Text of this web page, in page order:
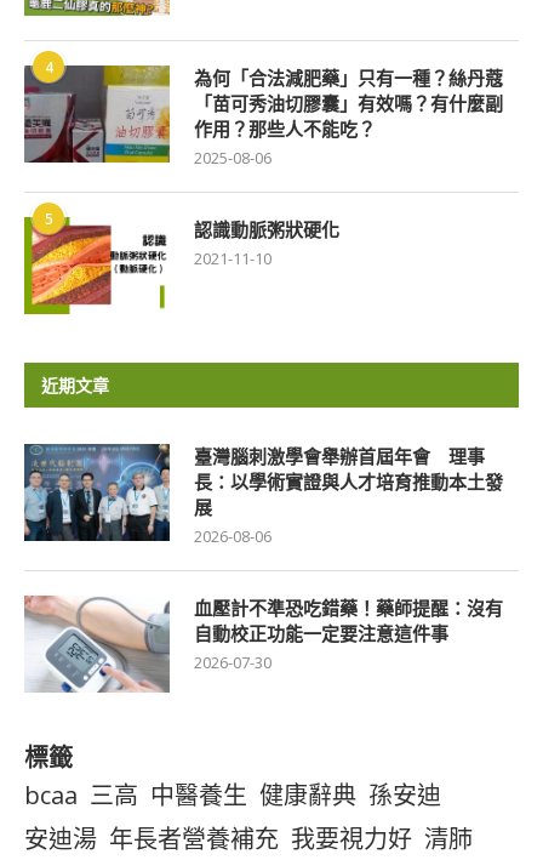
4
為何「合法減肥藥」只有一種？絲丹蔻
「苗可秀油切膠囊」有效嗎？有什麼副
作用？那些人不能吃？
2025-08-06
5 認識動脈粥狀硬化
2021-11-10
近期文章
臺灣腦刺激學會舉辦首屆年會 理事
長：以學術實證與人才培育推動本土發
展
2026-08-06
血壓計不準恐吃錯藥！藥師提醒：沒有
自動校正功能一定要注意這件事
2026-07-30
標籤
bcaa 三高 中醫養生 健康辭典 孫安迪
安迪湯 年長者營養補充 我要視力好 清肺